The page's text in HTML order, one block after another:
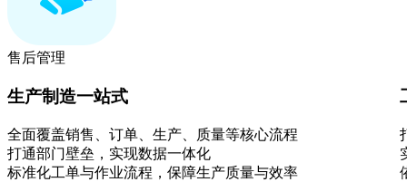
售后管理
生产制造一站式
全面覆盖销售、订单、生产、质量等核心流程
打通部门壁垒，实现数据一体化
标准化工单与作业流程，保障生产质量与效率